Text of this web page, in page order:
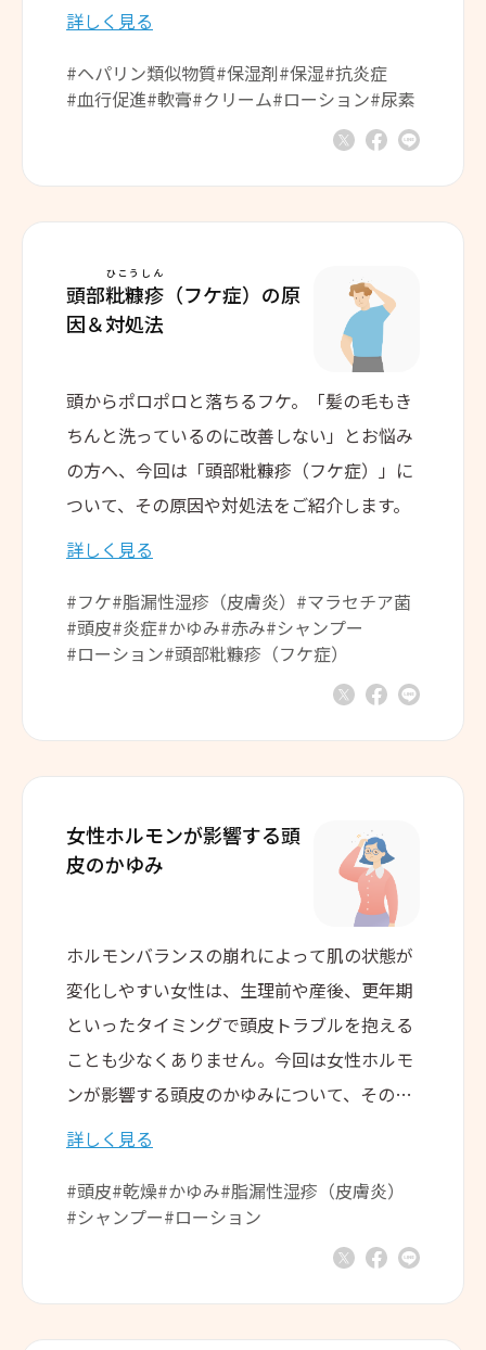
詳しく見る
#ヘパリン類似物質#保湿剤#保湿#抗炎症
#血行促進#軟膏#クリーム#ローション#尿素
頭部粃糠疹
ひこうしん
（フケ症）の原
因＆対処法
頭からポロポロと落ちるフケ。「髪の毛もき
ちんと洗っているのに改善しない」とお悩み
の方へ、今回は「頭部粃糠疹（フケ症）」に
ついて、その原因や対処法をご紹介します。
詳しく見る
#フケ#脂漏性湿疹（皮膚炎） #マラセチア菌
#頭皮#炎症#かゆみ#赤み#シャンプー
#ローション#頭部粃糠疹（フケ症）
女性ホルモンが影響する頭
皮のかゆみ
ホルモンバランスの崩れによって肌の状態が
変化しやすい女性は、生理前や産後、更年期
といったタイミングで頭皮トラブルを抱える
ことも少なくありません。今回は女性ホルモ
ンが影響する頭皮のかゆみについて、その原
因や対処法をご紹介します。
詳しく見る
#頭皮#乾燥#かゆみ#脂漏性湿疹（皮膚炎）
#シャンプー#ローション